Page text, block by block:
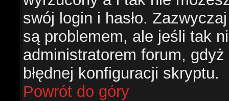
swój login i hasło.
są problemem, ale jeśli tak
administratorem forum,
błędnej konfiguracji skryptu.
Powrót do góry